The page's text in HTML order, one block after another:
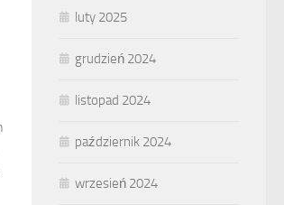
luty 2025
grudzień 2024
listopad 2024
październik 2024
wrzesień 2024